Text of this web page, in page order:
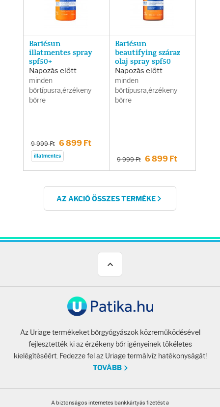
Bariésun
illatmentes spray
spf50+
Napozás előtt
minden
bőrtípusra,érzékeny
bőrre
9 999 Ft 6 899 Ft
illatmentes
Bariésun
beautifying száraz
olaj spray spf50
Napozás előtt
minden
bőrtípusra,érzékeny
bőrre
9 999 Ft 6 899 Ft
AZ AKCIÓ ÖSSZES TERMÉKE
Az Uriage termékeket bőrgyógyászok közreműködésével
fejlesztették ki az érzékeny bőr igényeinek tökéletes
kielégítéséért. Fedezze fel az Uriage termálvíz hatékonyságát!
TOVÁBB
A biztonságos internetes bankkártyás fizetést a